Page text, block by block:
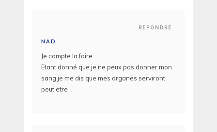
REPONDRE
NAD
Je compte la faire
Etant donné que je ne peux pas donner mon
sang je me dis que mes organes serviront
peut etre